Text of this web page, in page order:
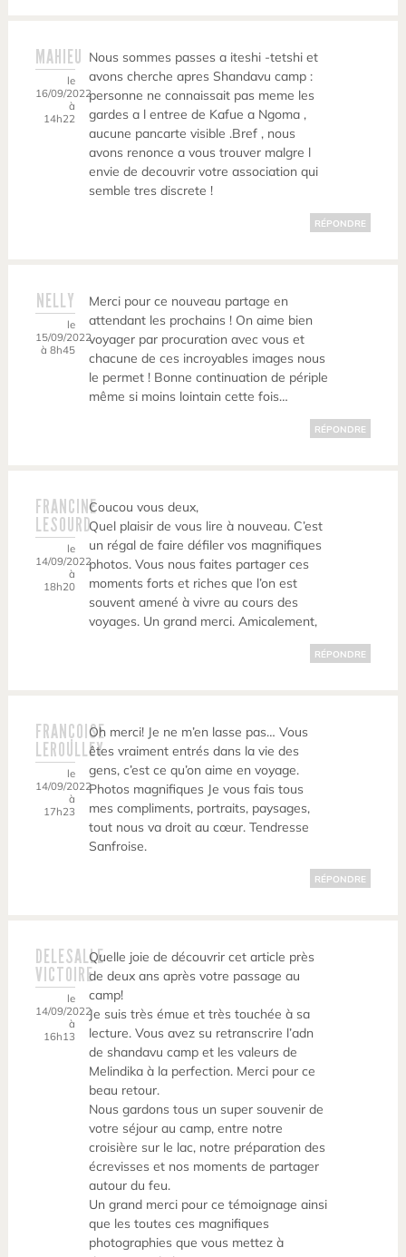
MAHIEU
le
16/09/2022
à
14h22
Nous sommes passes a iteshi -tetshi et
avons cherche apres Shandavu camp :
personne ne connaissait pas meme les
gardes a l entree de Kafue a Ngoma ,
aucune pancarte visible .Bref , nous
avons renonce a vous trouver malgre l
envie de decouvrir votre association qui
semble tres discrete !
RÉPONDRE
NELLY
le
15/09/2022
à 8h45
Merci pour ce nouveau partage en
attendant les prochains ! On aime bien
voyager par procuration avec vous et
chacune de ces incroyables images nous
le permet ! Bonne continuation de périple
même si moins lointain cette fois…
RÉPONDRE
FRANCINE
LESOURD
le
14/09/2022
à
18h20
Coucou vous deux,
Quel plaisir de vous lire à nouveau. C’est
un régal de faire défiler vos magnifiques
photos. Vous nous faites partager ces
moments forts et riches que l’on est
souvent amené à vivre au cours des
voyages. Un grand merci. Amicalement,
RÉPONDRE
FRANÇOISE
LEROULLEY
le
14/09/2022
à
17h23
Oh merci! Je ne m’en lasse pas… Vous
êtes vraiment entrés dans la vie des
gens, c’est ce qu’on aime en voyage.
Photos magnifiques Je vous fais tous
mes compliments, portraits, paysages,
tout nous va droit au cœur. Tendresse
Sanfroise.
RÉPONDRE
DELESALLE
VICTOIRE
le
14/09/2022
à
16h13
Quelle joie de découvrir cet article près
de deux ans après votre passage au
camp!
Je suis très émue et très touchée à sa
lecture. Vous avez su retranscrire l’adn
de shandavu camp et les valeurs de
Melindika à la perfection. Merci pour ce
beau retour.
Nous gardons tous un super souvenir de
votre séjour au camp, entre notre
croisière sur le lac, notre préparation des
écrevisses et nos moments de partager
autour du feu.
Un grand merci pour ce témoignage ainsi
que les toutes ces magnifiques
photographies que vous mettez à